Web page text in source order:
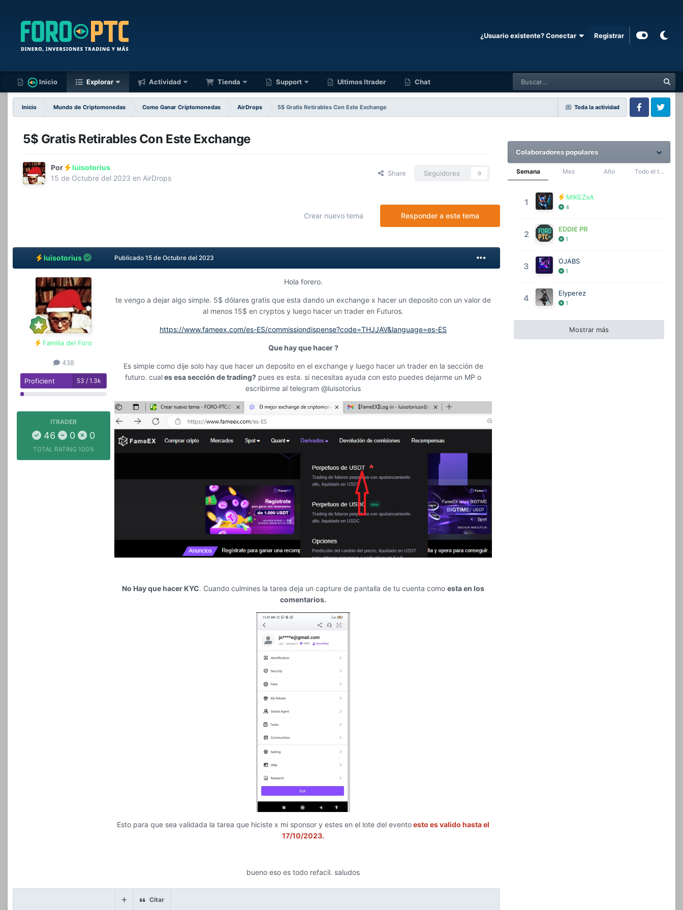
¿Usuario existente? Conectar Registrar
Inicio Explorar Actividad Tienda Support Ultimos Itrader Chat
Toda la actividad
Inicio Mundo de Criptomonedas Como Ganar Criptomonedas AirDrops
5$ Gratis Retirables Con Este Exchange
FacebookTwitter
5$ Gratis Retirables Con Este Exchange
Por
luisotorius
15 de Octubre del 2023 en AirDrops
Share Seguidores 0
Responder a este tema
Crear nuevo tema
luisotorius
Familia del Foro
438
Proficient 53 / 1.3k
ITRADER
46 0 0
TOTAL RATING 100%
Publicado 15 de Octubre del 2023
Hola forero.
te vengo a dejar algo simple. 5$ dólares gratis que esta dando un exchange x hacer un deposito con un valor de
al menos 15$ en cryptos y luego hacer un trader en Futuros.
https://www.fameex.com/es-ES/commissiondispense?code=THJJAV&language=es-ES
Que hay que hacer ?
Es simple como dije solo hay que hacer un deposito en el exchange y luego hacer un trader en la sección de
futuro. cuales esa sección de trading? pues es esta. si necesitas ayuda con esto puedes dejarme un MP o
escribirme al telegram @luisotorius
No Hay que hacer KYC. Cuando culmines la tarea deja un capture de pantalla de tu cuenta como esta en los
comentarios.
Esto para que sea validada la tarea que hiciste x mi sponsor y estes en el lote del eventoesto es valido hasta el
17/10/2023.
bueno eso es todo refacil. saludos
Citar
Colaboradores populares
Semana Mes Año Todo el tiempo
1 MIKEZxA
4
2 EDDIE PR
1
3 OJABS
1
4 Elyperez
1
Mostrar más